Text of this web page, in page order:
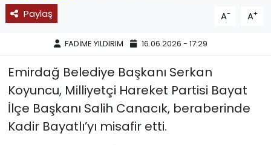
Paylaş A- A+
FADİME YILDIRIM 16.06.2026 - 17:29
Emirdağ Belediye Başkanı Serkan
Koyuncu, Milliyetçi Hareket Partisi Bayat
İlçe Başkanı Salih Canacık, beraberinde
Kadir Bayatlı’yı misafir etti.